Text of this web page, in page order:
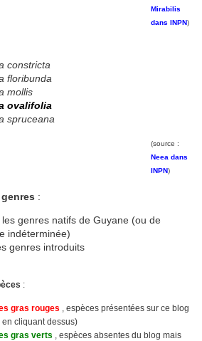
Mirabilis
dans INPN)
constricta
floribunda
mollis
ovalifolia
spruceana
(source :
Neea dans
INPN)
genres :
, les genres natifs de Guyane (ou de
indéterminée)
genres introduits
:
gras rouges , espèces présentées sur ce blog
cliquant dessus)
gras verts , espèces absentes du blog mais